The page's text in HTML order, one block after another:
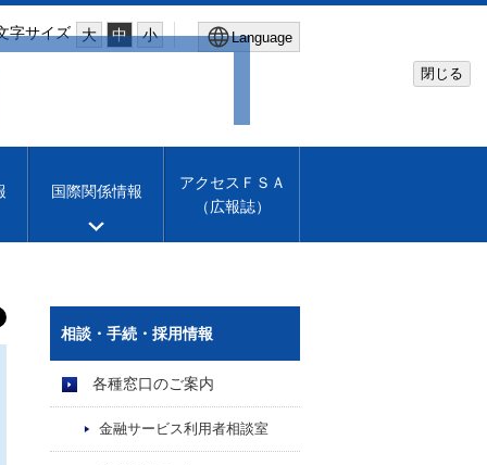
字サイズ 大 中 小 Language
Machine translation
閉じる
国際関係情報
アクセスＦＳＡ
（広報誌）
相談・手続・採用情報
各種窓口のご案内
金融サービス利用者相談室